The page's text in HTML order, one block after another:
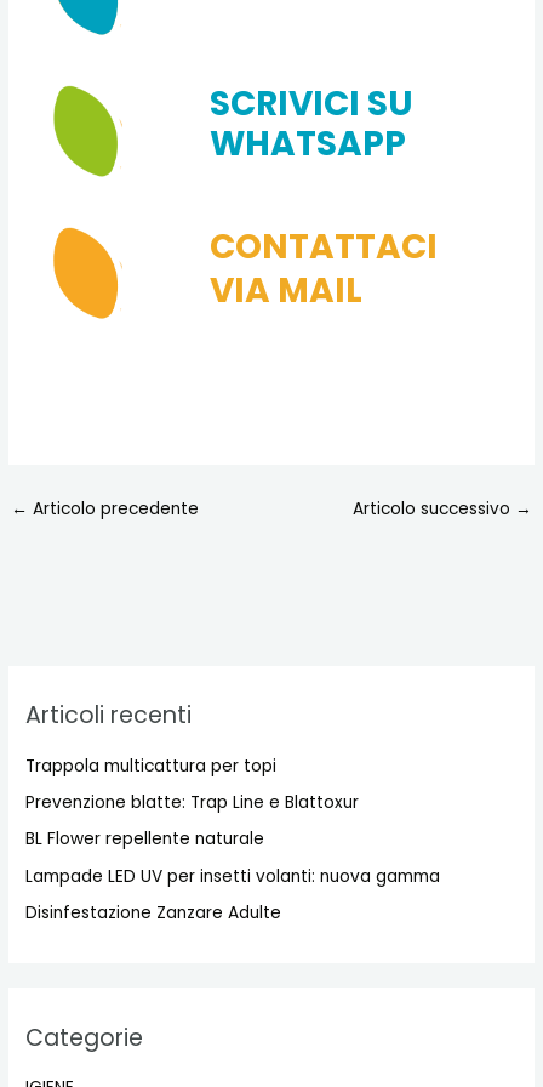
SCRIVICI SU
WHATSAPP
CONTATTACI
VIA MAIL
← Articolo precedente Articolo successivo →
Articoli recenti
Trappola multicattura per topi
Prevenzione blatte: Trap Line e Blattoxur
BL Flower repellente naturale
Lampade LED UV per insetti volanti: nuova gamma
Disinfestazione Zanzare Adulte
Categorie